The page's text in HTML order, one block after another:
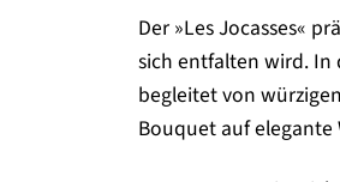
Der »Les Jocasses«
sich entfalten wird. In
begleitet von
Bouquet auf elegante